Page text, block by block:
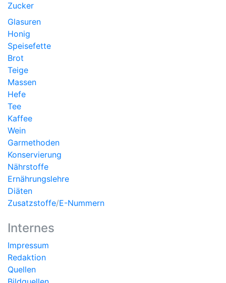
Zucker
Glasuren
Honig
Speisefette
Brot
Teige
Massen
Hefe
Tee
Kaffee
Wein
Garmethoden
Konservierung
Nährstoffe
Ernährungslehre
Diäten
Zusatzstoffe/E-Nummern
Internes
Impressum
Redaktion
Quellen